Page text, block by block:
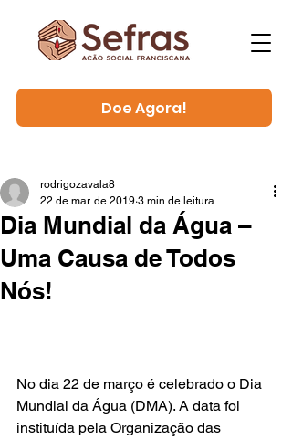
Doe Agora!
Dia Mundial da Água –
Uma Causa de Todos
Nós!
rodrigozavala8
22 de mar. de 2019 3 min de leitura
No dia 22 de março é celebrado o Dia
Mundial da Água (DMA). A data foi
instituída pela Organização das